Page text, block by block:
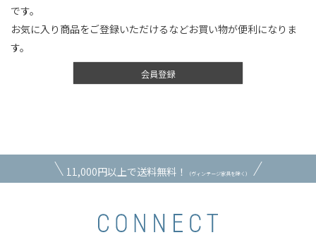
です。
お気に入り商品をご登録いただけるなどお買い物が便利になりま
す。
会員登録
11,000円以上で送料無料！ （ヴィンテージ家具を除く）